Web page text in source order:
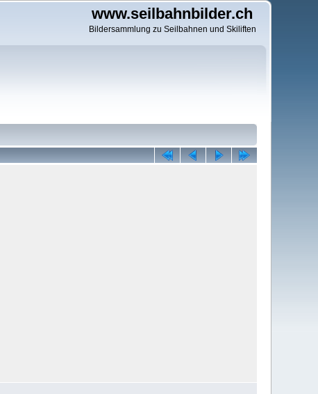
www.seilbahnbilder.ch
Bildersammlung zu Seilbahnen und Skiliften